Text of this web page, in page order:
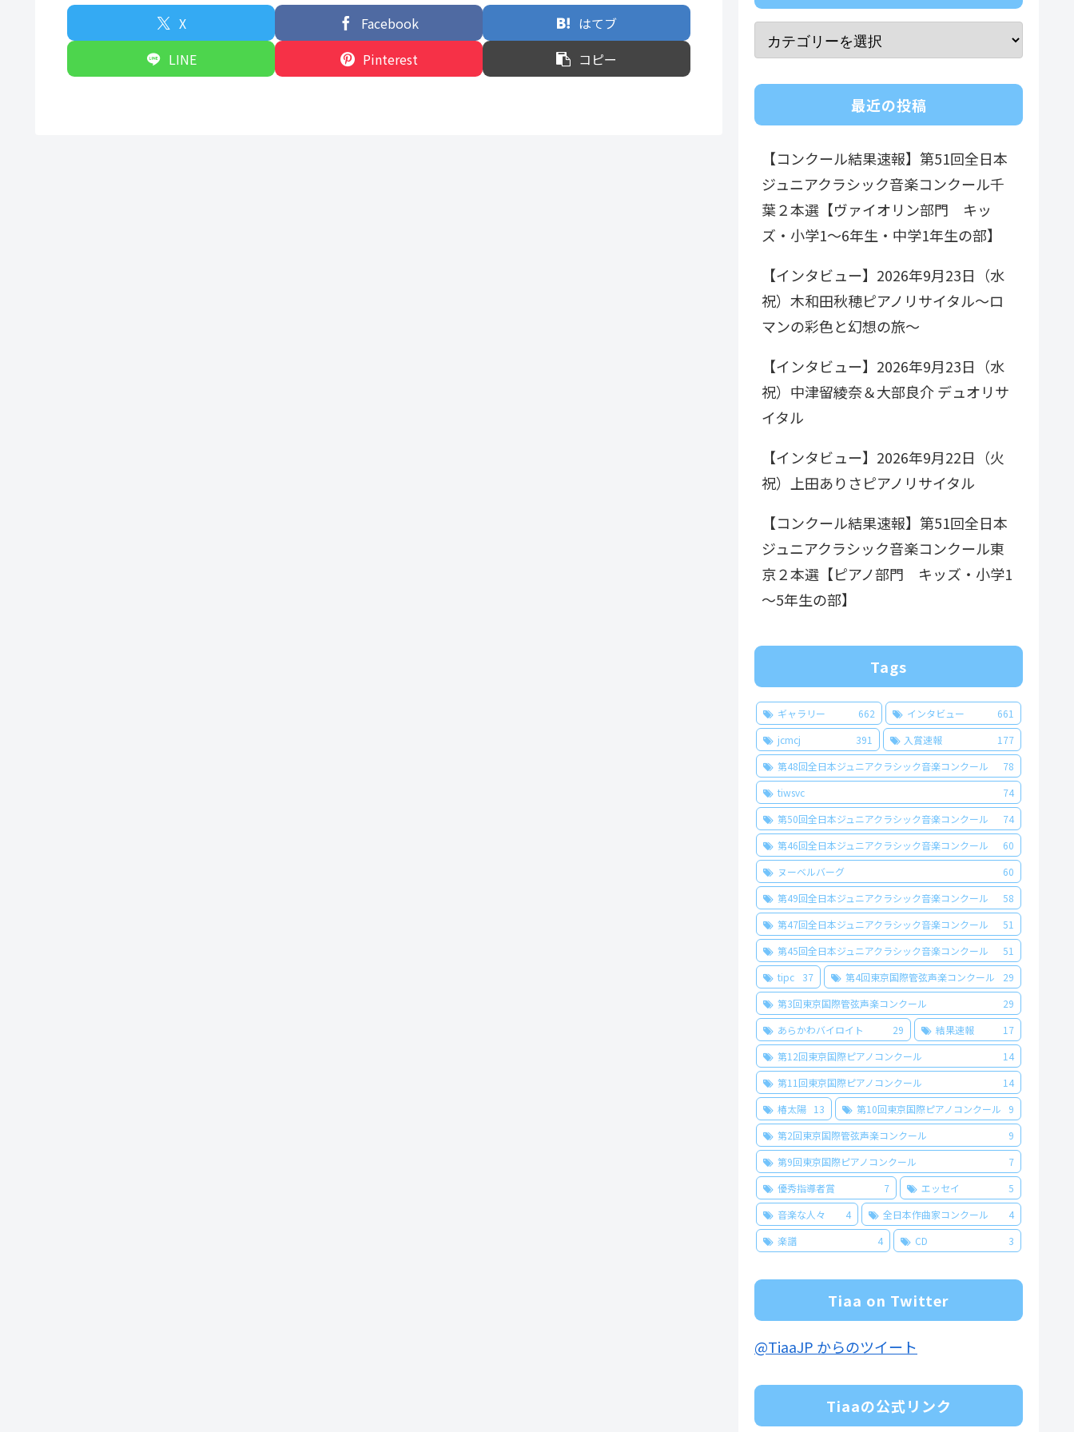
X Facebook
はてブ
LINE
Pinterest コピー
最近の投稿
【コンクール結果速報】第51回全日本
ジュニアクラシック音楽コンクール千
葉２本選【ヴァイオリン部門 キッ
ズ・小学1～6年生・中学1年生の部】
【インタビュー】2026年9月23日（水
祝）木和田秋穂ピアノリサイタル～ロ
マンの彩色と幻想の旅～
【インタビュー】2026年9月23日（水
祝）中津留綾奈＆大部良介 デュオリサ
イタル
【インタビュー】2026年9月22日（火
祝）上田ありさピアノリサイタル
【コンクール結果速報】第51回全日本
ジュニアクラシック音楽コンクール東
京２本選【ピアノ部門 キッズ・小学1
～5年生の部】
Tags
ギャラリー 662 インタビュー
661
jcmcj
391 入賞速報
177
第48回全日本ジュニアクラシック音楽コンクール
78
tiwsvc
74
第50回全日本ジュニアクラシック音楽コンクール
74
第46回全日本ジュニアクラシック音楽コンクール
60
ヌーベルバーグ
60
第49回全日本ジュニアクラシック音楽コンクール
58
第47回全日本ジュニアクラシック音楽コンクール
51
第45回全日本ジュニアクラシック音楽コンクール
51
tipc
37 第4回東京国際管弦声楽コンクール
29
第3回東京国際管弦声楽コンクール
29
あらかわバイロイト
29 結果速報
17
第12回東京国際ピアノコンクール
14
第11回東京国際ピアノコンクール
14
椿太陽
13 第10回東京国際ピアノコンクール
9
第2回東京国際管弦声楽コンクール
9
第9回東京国際ピアノコンクール
7
優秀指導者賞
7 エッセイ
5
音楽な人々
4 全日本作曲家コンクール
4
楽譜
4 CD 3
Tiaa on Twitter
@TiaaJP からのツイート
Tiaaの公式リンク